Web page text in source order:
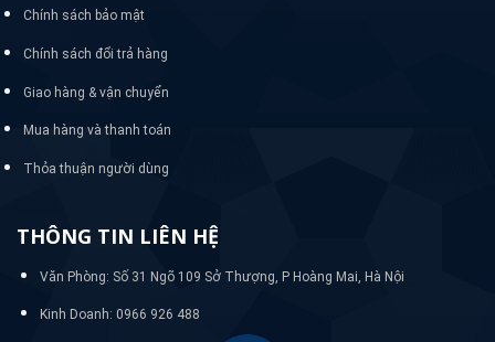
Chính sách bảo mật
Chính sách đổi trả hàng
Giao hàng & vận chuyển
Mua hàng và thanh toán
Thỏa thuận người dùng
THÔNG TIN LIÊN HỆ
Văn Phòng: Số 31 Ngõ 109 Sở Thượng, P Hoàng Mai, Hà Nội
Kinh Doanh: 0966 926 488